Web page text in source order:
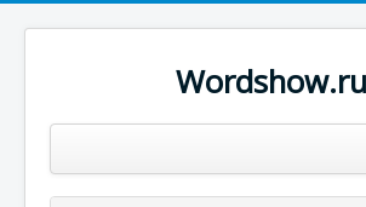
Wordshow.ru